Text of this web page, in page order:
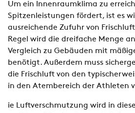
Um ein Innenraumklima zu
Spitzenleistungen fördert, ist es
ausreichende Zufuhr von
Regel wird die dreifache Menge
Vergleich zu Gebäuden mit
benötigt. Außerdem muss
die Frischluft von den
in den Atembereich der Athleten
ie Luftverschmutzung wird in